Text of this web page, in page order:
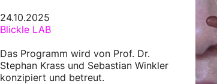
24.10.2025
Blickle LAB
Das Programm wird von Prof. Dr.
Stephan Krass und Sebastian Winkler
konzipiert und betreut.